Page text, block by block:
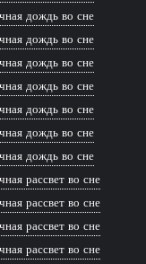
дождь во сне
дождь во сне
дождь во сне
дождь во сне
дождь во сне
дождь во сне
дождь во сне
рассвет во сне
рассвет во сне
рассвет во сне
рассвет во сне